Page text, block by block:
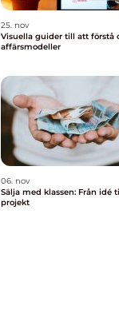
25. nov
Visuella guider till att förstå
affärsmodeller
06. nov
Sälja med klassen: Från idé
projekt